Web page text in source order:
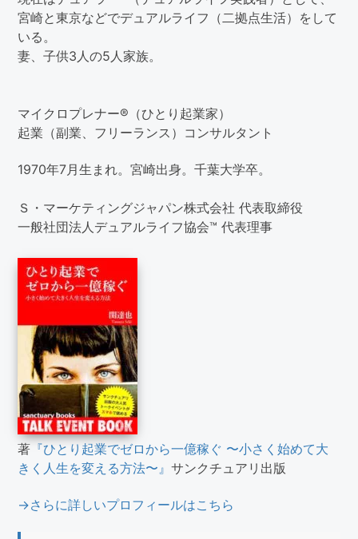
宮崎と東京などでデュアルライフ（二拠点生活）をして
いる。
妻、子供3人の5人家族。
マイクロプレナー®（ひとり起業家）
起業（副業、フリーランス）コンサルタント
1970年7月生まれ。宮崎出身。千葉大学卒。
Ｓ・マーケティングジャパン株式会社 代表取締役
一般社団法人デュアルライフ協会™ 代表理事
著 『ひとり起業でゼロから一億稼ぐ 〜小さく始めて大
きく人生を変える方法〜』サンクチュアリ出版
→さらに詳しいプロフィールはこちら